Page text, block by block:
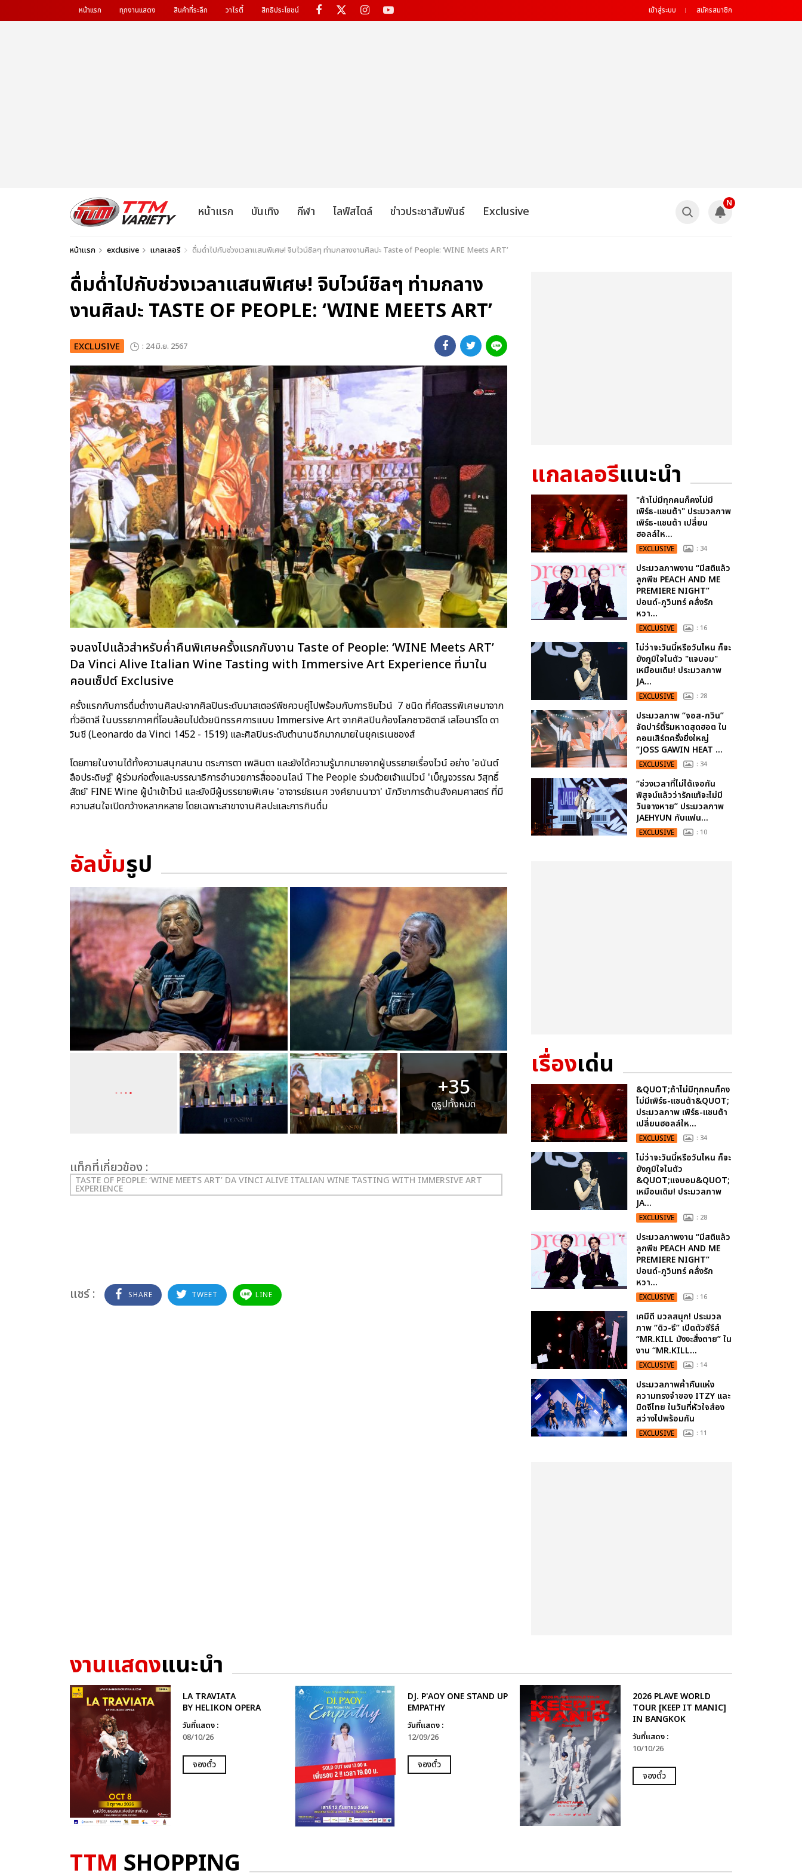
หน้าแรก ทุกงานแสดง สินค้าที่ระลึก วาไรตี้ สิทธิประโยชน์ เข้าสู่ระบบ สมัครสมาชิก
หน้าแรก บันเทิง กีฬา ไลฟ์สไตล์ ข่าวประชาสัมพันธ์ Exclusive
N
หน้าแรก exclusive แกลเลอรี ดื่มด่ำไปกับช่วงเวลาแสนพิเศษ! จิบไวน์ชิลๆ ท่ามกลางงานศิลปะ Taste of People: ‘WINE Meets ART’
ดื่มด่ำไปกับช่วงเวลาแสนพิเศษ! จิบไวน์ชิลๆ ท่ามกลาง
งานศิลปะ TASTE OF PEOPLE: ‘WINE MEETS ART’
EXCLUSIVE : 24 มิ.ย. 2567
จบลงไปแล้วสำหรับค่ำคืนพิเศษครั้งแรกกับงาน Taste of People: ‘WINE Meets ART’
Da Vinci Alive Italian Wine Tasting with Immersive Art Experience ที่มาใน
คอนเซ็ปต์ Exclusive
ครั้งแรกกับการดื่มด่ำงานศิลปะจากศิลปินระดับมาสเตอร์พีซควบคู่ไปพร้อมกับการชิมไวน์ 7 ชนิด ที่คัดสรรพิเศษมาจาก
ทั่วอิตาลี ในบรรยากาศที่โอบล้อมไปด้วยนิทรรศการแบบ Immersive Art จากศิลปินก้องโลกชาวอิตาลี เลโอนาร์โด ดา
วินชี (Leonardo da Vinci 1452 - 1519) และศิลปินระดับตำนานอีกมากมายในยุคเรเนซองส์
โดยภายในงานได้ทั้งความสนุกสนาน ตระการตา เพลินตา และยังได้ความรู้มากมายจากผู้บรรยายเรื่องไวน์ อย่าง 'อนันต์
ลือประดิษฐ์' ผู้ร่วมก่อตั้งและบรรณาธิการอำนวยการสื่อออนไลน์ The People ร่วมด้วยเจ้าแม่ไวน์ 'เบ็ญจวรรณ วิสุทธิ์
สัตย์' FINE Wine ผู้นำเข้าไวน์ และยังมีผู้บรรยายพิเศษ 'อาจารย์ธเนศ วงศ์ยานนาวา' นักวิชาการด้านสังคมศาสตร์ ที่มี
ความสนใจเปิดกว้างหลากหลาย โดยเฉพาะสาขางานศิลปะและการกินดื่ม
อัลบั้มรูป
+35
ดูรูปทั้งหมด
เเท็กที่เกี่ยวข้อง :
TASTE OF PEOPLE: ‘WINE MEETS ART’ DA VINCI ALIVE ITALIAN WINE TASTING WITH IMMERSIVE ART
EXPERIENCE
แชร์ : SHARE TWEET LINE
แกลเลอรีแนะนำ
"ถ้าไม่มีทุกคนก็คงไม่มี
เพิร์ธ-แซนต้า" ประมวลภาพ
เพิร์ธ-แซนต้า เปลี่ยน
ฮอลล์ให...
EXCLUSIVE : 34
ประมวลภาพงาน “มีสติแล้ว
ลูกพีช PEACH AND ME
PREMIERE NIGHT”
ปอนด์-ภูวินทร์ คลั่งรัก
หวา...
EXCLUSIVE : 16
ไม่ว่าจะวันนี้หรือวันไหน ก็จะ
ยังภูมิใจในตัว "แจบอม"
เหมือนเดิม! ประมวลภาพ
JA...
EXCLUSIVE : 28
ประมวลภาพ “จอส-กวิน”
จัดปาร์ตี้ริมหาดสุดฮอต ใน
คอนเสิร์ตครั้งยิ่งใหญ่
“JOSS GAWIN HEAT ...
EXCLUSIVE : 34
“ช่วงเวลาที่ไม่ได้เจอกัน
พิสูจน์แล้วว่ารักแท้จะไม่มี
วันจางหาย” ประมวลภาพ
JAEHYUN กับแฟน...
EXCLUSIVE : 10
เรื่องเด่น
&QUOT;ถ้าไม่มีทุกคนก็คง
ไม่มีเพิร์ธ-แซนต้า&QUOT;
ประมวลภาพ เพิร์ธ-แซนต้า
เปลี่ยนฮอลล์ให...
EXCLUSIVE : 34
ไม่ว่าจะวันนี้หรือวันไหน ก็จะ
ยังภูมิใจในตัว
&QUOT;แจบอม&QUOT;
เหมือนเดิม! ประมวลภาพ
JA...
EXCLUSIVE : 28
ประมวลภาพงาน “มีสติแล้ว
ลูกพีช PEACH AND ME
PREMIERE NIGHT”
ปอนด์-ภูวินทร์ คลั่งรัก
หวา...
EXCLUSIVE : 16
เคมีดี มวลสนุก! ประมวล
ภาพ “ดิว-ธี” เปิดตัวซีรีส์
“MR.KILL มังงะสั่งตาย” ใน
งาน “MR.KILL...
EXCLUSIVE : 14
ประมวลภาพค่ำคืนแห่ง
ความทรงจำของ ITZY และ
มิดจีไทย ในวันที่หัวใจส่อง
สว่างไปพร้อมกัน
EXCLUSIVE : 11
งานแสดงแนะนำ
LA TRAVIATA
BY HELIKON OPERA
วันที่แสดง :
08/10/26
จองตั๋ว
DJ. P'AOY ONE STAND UP
EMPATHY
วันที่แสดง :
12/09/26
จองตั๋ว
2026 PLAVE WORLD
TOUR [KEEP IT MANIC]
IN BANGKOK
วันที่แสดง :
10/10/26
จองตั๋ว
TTM SHOPPING